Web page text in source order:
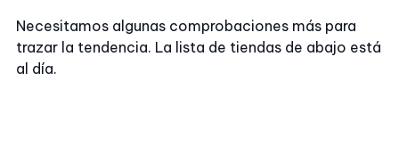
Necesitamos algunas comprobaciones más para
trazar la tendencia. La lista de tiendas de abajo está
al día.